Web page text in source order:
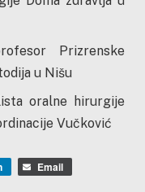
Prizrenske
u Nišu
oralne hirurgije
Vučković
Email